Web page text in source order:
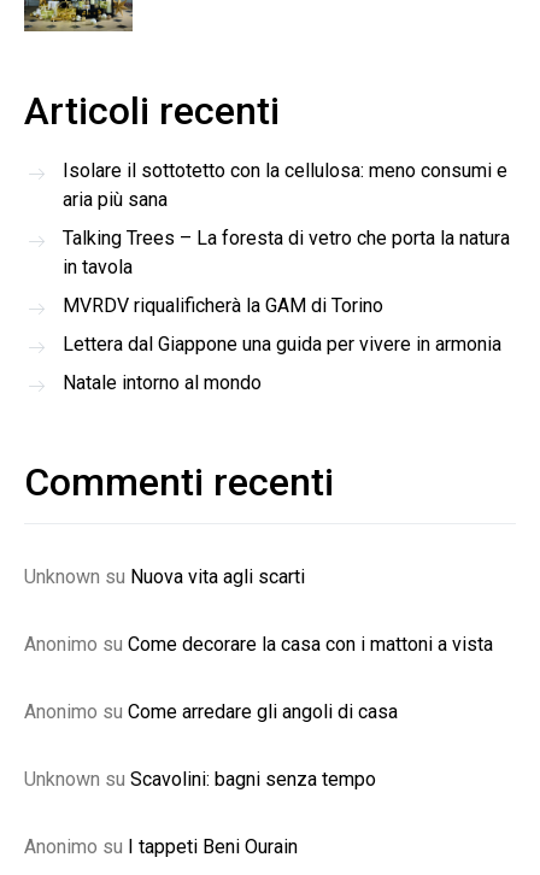
Articoli recenti
Isolare il sottotetto con la cellulosa: meno consumi e
aria più sana
Talking Trees – La foresta di vetro che porta la natura
in tavola
MVRDV riqualificherà la GAM di Torino
Lettera dal Giappone una guida per vivere in armonia
Natale intorno al mondo
Commenti recenti
Unknown su Nuova vita agli scarti
Anonimo su Come decorare la casa con i mattoni a vista
Anonimo su Come arredare gli angoli di casa
Unknown su Scavolini: bagni senza tempo
Anonimo su I tappeti Beni Ourain